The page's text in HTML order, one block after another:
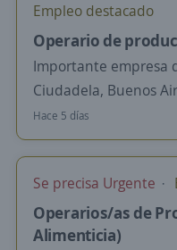
Empleo destacado
Operario de
Importante empresa
Ciudadela, Buenos
Hace 5 días
Se precisa Urgente
Operarios/as de
Alimenticia)